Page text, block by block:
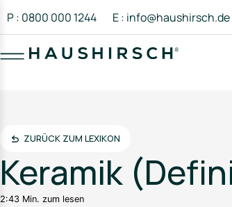
P : 0800 000 1244 E : info@haushirsch.de
ZURÜCK ZUM LEXIKON
Keramik
2:43 Min. zum lesen